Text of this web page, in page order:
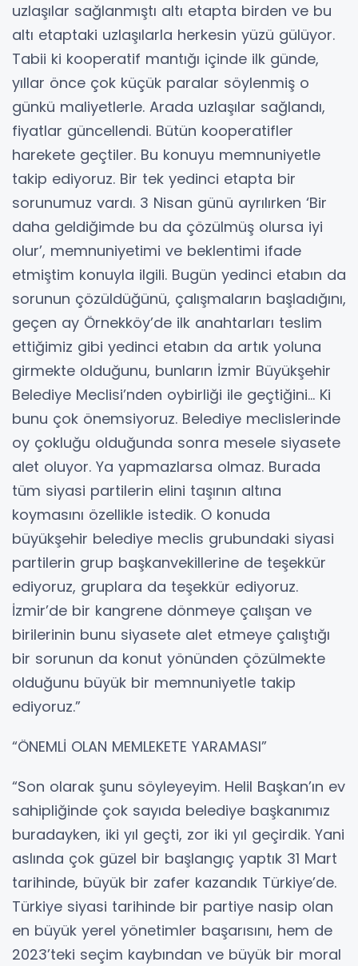
uzlaşılar sağlanmıştı altı etapta birden ve bu
altı etaptaki uzlaşılarla herkesin yüzü gülüyor.
Tabii ki kooperatif mantığı içinde ilk günde,
yıllar önce çok küçük paralar söylenmiş o
günkü maliyetlerle. Arada uzlaşılar sağlandı,
fiyatlar güncellendi. Bütün kooperatifler
harekete geçtiler. Bu konuyu memnuniyetle
takip ediyoruz. Bir tek yedinci etapta bir
sorunumuz vardı. 3 Nisan günü ayrılırken ‘Bir
daha geldiğimde bu da çözülmüş olursa iyi
olur’, memnuniyetimi ve beklentimi ifade
etmiştim konuyla ilgili. Bugün yedinci etabın da
sorunun çözüldüğünü, çalışmaların başladığını,
geçen ay Örnekköy’de ilk anahtarları teslim
ettiğimiz gibi yedinci etabın da artık yoluna
girmekte olduğunu, bunların İzmir Büyükşehir
Belediye Meclisi’nden oybirliği ile geçtiğini… Ki
bunu çok önemsiyoruz. Belediye meclislerinde
oy çokluğu olduğunda sonra mesele siyasete
alet oluyor. Ya yapmazlarsa olmaz. Burada
tüm siyasi partilerin elini taşının altına
koymasını özellikle istedik. O konuda
büyükşehir belediye meclis grubundaki siyasi
partilerin grup başkanvekillerine de teşekkür
ediyoruz, gruplara da teşekkür ediyoruz.
İzmir’de bir kangrene dönmeye çalışan ve
birilerinin bunu siyasete alet etmeye çalıştığı
bir sorunun da konut yönünden çözülmekte
olduğunu büyük bir memnuniyetle takip
ediyoruz.”
“ÖNEMLİ OLAN MEMLEKETE YARAMASI”
“Son olarak şunu söyleyeyim. Helil Başkan’ın ev
sahipliğinde çok sayıda belediye başkanımız
buradayken, iki yıl geçti, zor iki yıl geçirdik. Yani
aslında çok güzel bir başlangıç yaptık 31 Mart
tarihinde, büyük bir zafer kazandık Türkiye’de.
Türkiye siyasi tarihinde bir partiye nasip olan
en büyük yerel yönetimler başarısını, hem de
2023’teki seçim kaybından ve büyük bir moral